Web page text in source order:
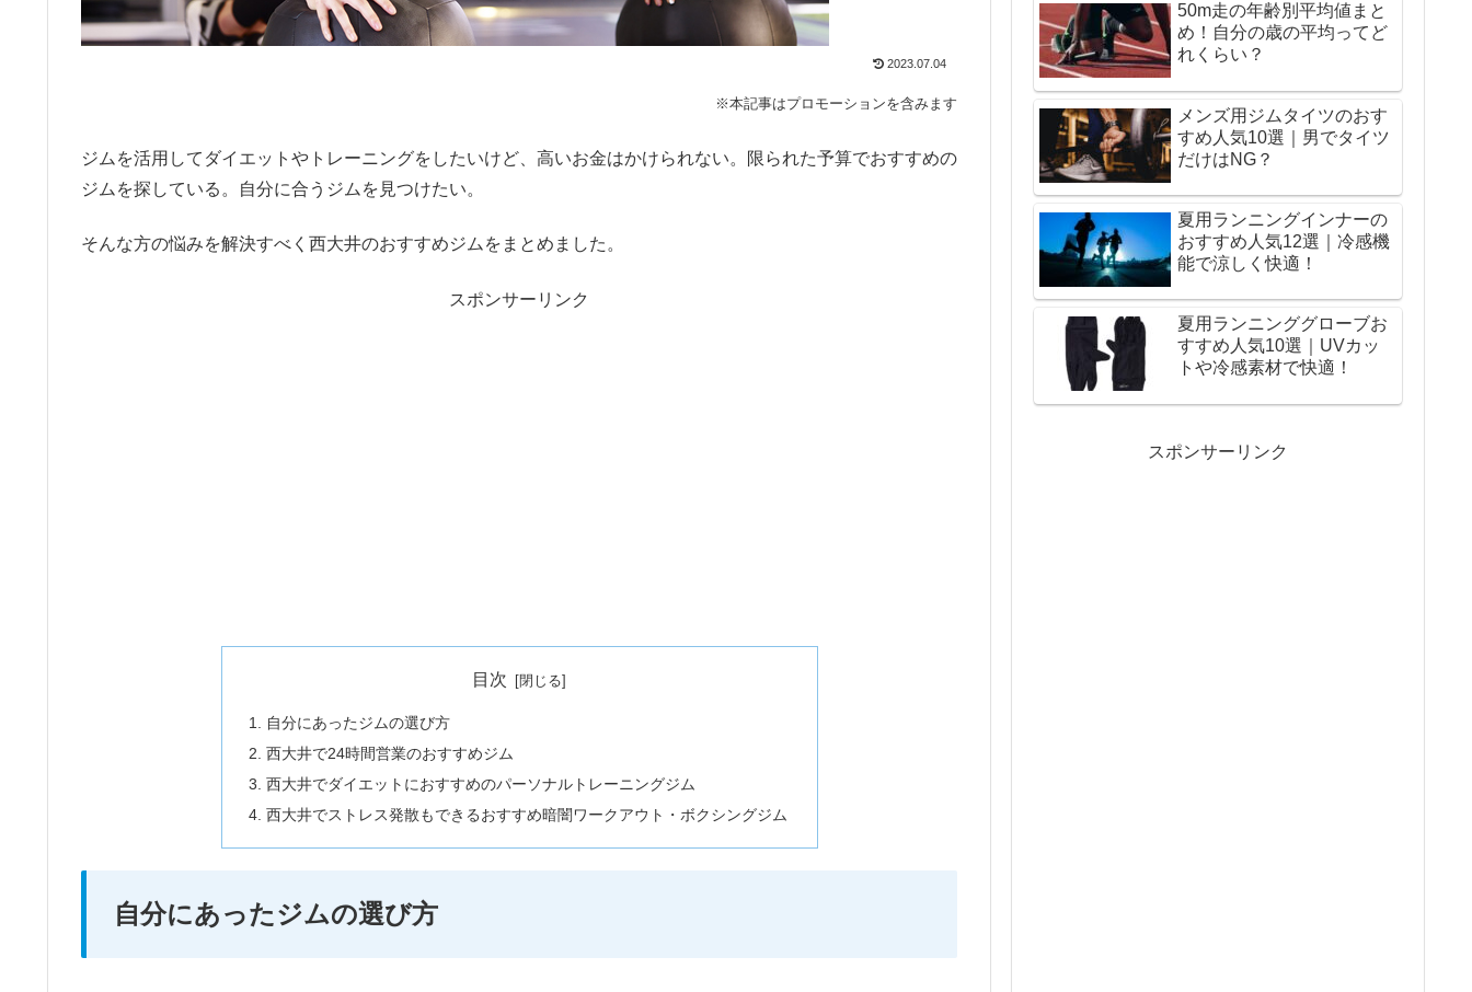
2023.07.04
※本記事はプロモーションを含みます
ジムを活用してダイエットやトレーニングをしたいけど、高いお金はかけられない。限られた予算でおすすめの
ジムを探している。自分に合うジムを見つけたい。
そんな方の悩みを解決すべく西大井のおすすめジムをまとめました。
スポンサーリンク
目次
自分にあったジムの選び方
西大井で24時間営業のおすすめジム
西大井でダイエットにおすすめのパーソナルトレーニングジム
西大井でストレス発散もできるおすすめ暗闇ワークアウト・ボクシングジム
自分にあったジムの選び方
50m走の年齢別平均値まと
め！自分の歳の平均ってど
れくらい？
メンズ用ジムタイツのおす
すめ人気10選｜男でタイツ
だけはNG？
夏用ランニングインナーの
おすすめ人気12選｜冷感機
能で涼しく快適！
夏用ランニンググローブお
すすめ人気10選｜UVカッ
トや冷感素材で快適！
スポンサーリンク